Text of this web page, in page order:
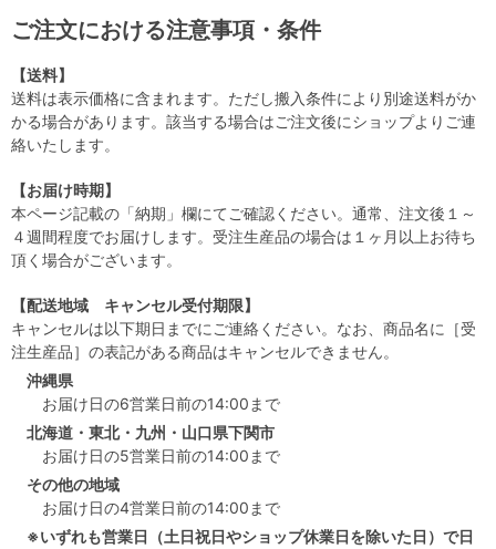
ご注文における注意事項・条件
【送料】
送料は表示価格に含まれます。ただし搬入条件により別途送料がか
かる場合があります。該当する場合はご注文後にショップよりご連
絡いたします。
【お届け時期】
本ページ記載の「納期」欄にてご確認ください。通常、注文後１～
４週間程度でお届けします。受注生産品の場合は１ヶ月以上お待ち
頂く場合がございます。
【配送地域 キャンセル受付期限】
キャンセルは以下期日までにご連絡ください。なお、商品名に［受
注生産品］の表記がある商品はキャンセルできません。
沖縄県
お届け日の6営業日前の14:00まで
北海道・東北・九州・山口県下関市
お届け日の5営業日前の14:00まで
その他の地域
お届け日の4営業日前の14:00まで
※いずれも営業日（土日祝日やショップ休業日を除いた日）で日